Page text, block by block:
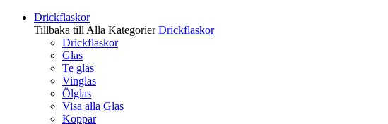
Drickflaskor
Tillbaka till Alla Kategorier Drickflaskor
Drickflaskor
Glas
Te glas
Vinglas
Ölglas
Visa alla Glas
Koppar